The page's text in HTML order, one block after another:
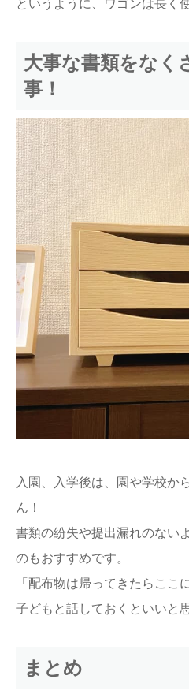
というように、ワゴンは長く
大事な書類をなく
事！
入園、入学後は、園や学校か
ん！
書類の紛失や提出漏れのない
のもおすすめです。
「配布物は帰ってきたらここ
子どもと話しておくといいと
まとめ